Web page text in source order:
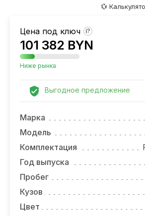
💱
Цена под ключ ?
101 382 BYN
Ниже рынка
Выгодное предложение
Марка
Модель
Комплектация
Год выпуска
Пробег
Кузов
Цвет